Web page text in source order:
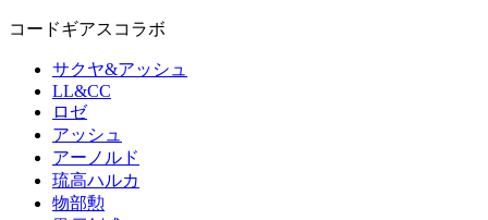
コードギアスコラボ
サクヤ&アッシュ
LL&CC
ロゼ
アッシュ
アーノルド
琉高ハルカ
物部勲